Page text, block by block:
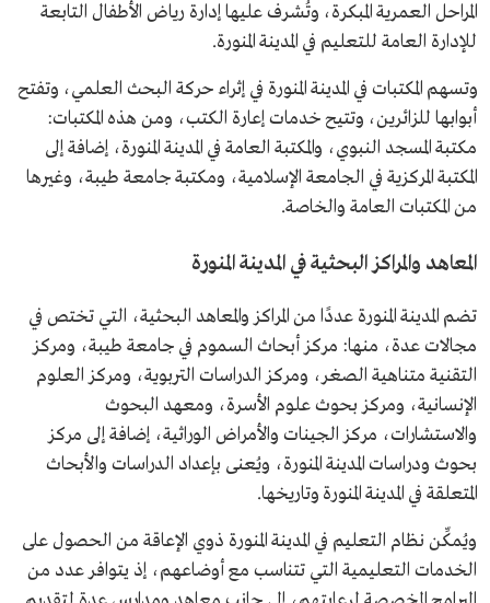
المراحل العمرية المبكرة، وتُشرف عليها إدارة رياض الأطفال التابعة
للإدارة العامة للتعليم في المدينة المنورة.
وتسهم المكتبات في المدينة المنورة في إثراء حركة البحث العلمي، وتفتح
أبوابها للزائرين، وتتيح خدمات إعارة الكتب، ومن هذه المكتبات:
مكتبة المسجد النبوي، والمكتبة العامة في المدينة المنورة، إضافة إلى
المكتبة المركزية في الجامعة الإسلامية، ومكتبة جامعة طيبة، وغيرها
من المكتبات العامة والخاصة.
المعاهد والمراكز البحثية في المدينة المنورة
تضم المدينة المنورة عددًا من المراكز والمعاهد البحثية، التي تختص في
مجالات عدة، منها: مركز أبحاث السموم في جامعة طيبة، ومركز
التقنية متناهية الصغر، ومركز الدراسات التربوية، ومركز العلوم
الإنسانية، ومركز بحوث علوم الأسرة، ومعهد البحوث
والاستشارات، مركز الجينات والأمراض الوراثية، إضافة إلى مركز
بحوث ودراسات المدينة المنورة، ويُعنى بإعداد الدراسات والأبحاث
المتعلقة في المدينة المنورة وتاريخها.
ويُمكِّن نظام التعليم في المدينة المنورة ذوي الإعاقة من الحصول على
الخدمات التعليمية التي تتناسب مع أوضاعهم، إذ يتوافر عدد من